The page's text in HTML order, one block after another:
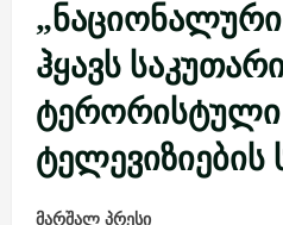
ჰყავს
ტერორისტული
ტელევიზიების
მარშალ პრესი